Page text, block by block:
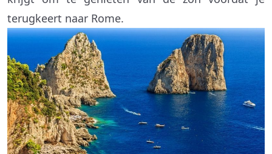
terugkeert naar Rome.